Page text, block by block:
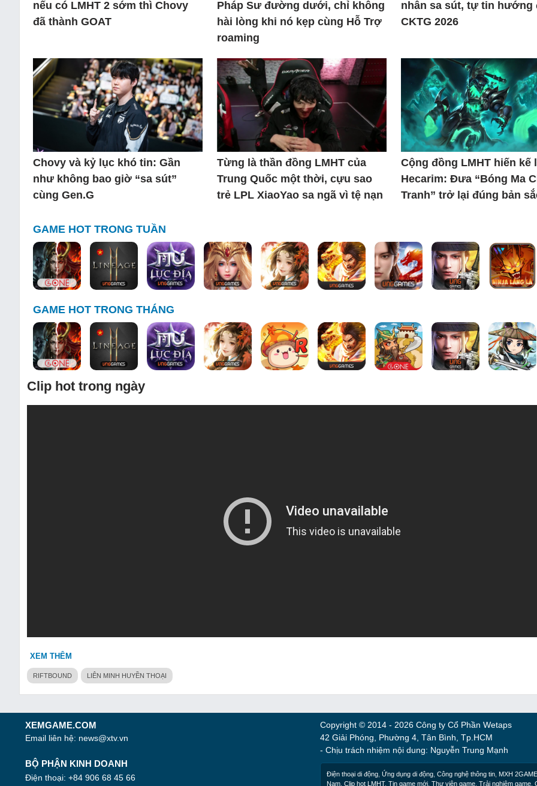
nếu có LMHT 2 sớm thì Chovy
đã thành GOAT
Pháp Sư đường dưới, chỉ không
hài lòng khi nó kẹp cùng Hỗ Trợ
roaming
nhân sa sút, tự tin hướng
CKTG 2026
Chovy và kỷ lục khó tin: Gần
như không bao giờ “sa sút”
cùng Gen.G
Từng là thần đồng LMHT của
Trung Quốc một thời, cựu sao
trẻ LPL XiaoYao sa ngã vì tệ nạn
Cộng đồng LMHT hiến kế
Hecarim: Đưa “Bóng Ma
Tranh” trở lại đúng bản
GAME HOT TRONG TUẦN
GAME HOT TRONG THÁNG
Clip hot trong ngày
XEM THÊM
RIFTBOUND LIÊN MINH HUYỀN THOẠI
XEMGAME.COM
Email liên hệ: news@xtv.vn
BỘ PHẬN KINH DOANH
Điện thoại: +84 906 68 45 66
Copyright © 2014 - 2026 Công ty Cổ Phần Wetaps
42 Giải Phóng, Phường 4, Tân Bình, Tp.HCM
- Chịu trách nhiệm nội dung: Nguyễn Trung Mạnh
Điện thoại di động Ứng dụng di động Công nghệ thông tin MXH 2GAME
Nam Clip hot LMHT, Tin game mới Thư viện game Trải nghiệm game